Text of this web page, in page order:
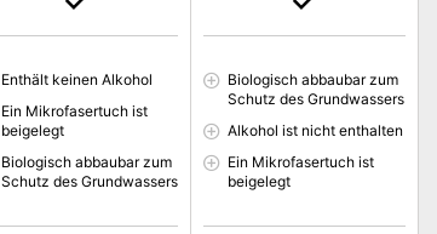
Enthält keinen Alkohol
Ein Mikrofasertuch ist
beigelegt
Biologisch abbaubar zum
Schutz des Grundwassers
Biologisch abbaubar zum
Schutz des Grundwassers
Alkohol ist nicht enthalten
Ein Mikrofasertuch ist
beigelegt